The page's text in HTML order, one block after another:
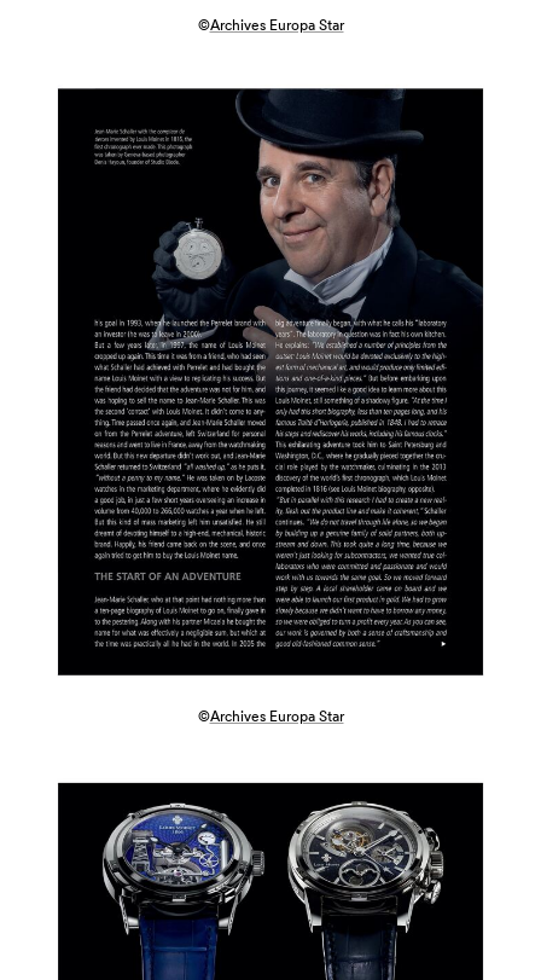
©Archives Europa Star
©Archives Europa Star